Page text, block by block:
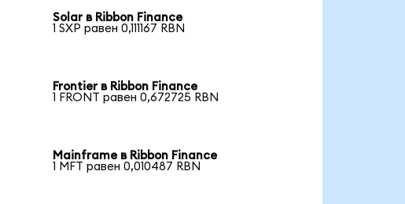
Solar в Ribbon Finance
1 SXP равен 0,111167 RBN
Frontier в Ribbon Finance
1 FRONT равен 0,672725 RBN
Mainframe в Ribbon Finance
1 MFT равен 0,010487 RBN